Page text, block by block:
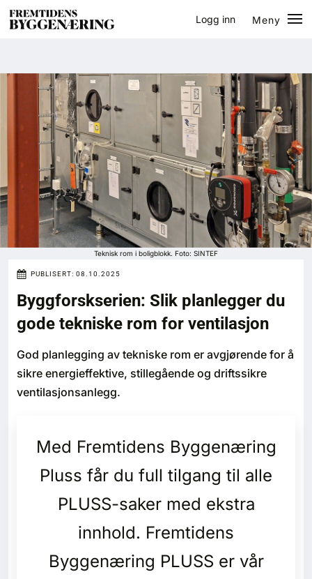
Logg inn
Meny
Eventer
Prosjekter
Bygg-guiden
Logg inn
Bygg
Bærekraft
Digitalisering
Øvrige
Tips redaksjonen
Abonnere magasin
Teknisk rom i boligblokk. Foto: SINTEF
PUBLISERT: 08.10.2025
Byggforskserien: Slik planlegger du
gode tekniske rom for ventilasjon
God planlegging av tekniske rom er avgjørende for å
sikre energieffektive, stillegående og driftssikre
ventilasjonsanlegg.
Med Fremtidens Byggenæring
Pluss får du full tilgang til alle
PLUSS-saker med ekstra
innhold. Fremtidens
Byggenæring PLUSS er vår